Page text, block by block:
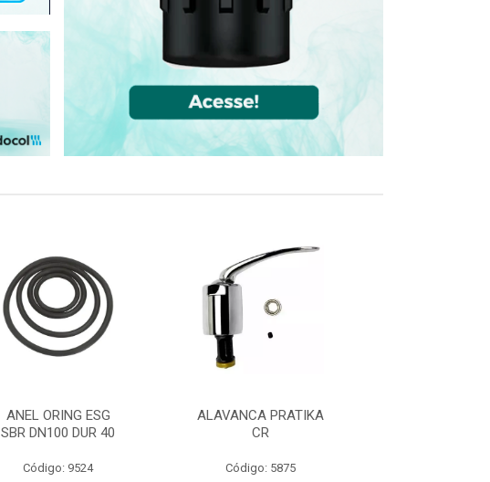
ANEL ORING ESG
SBR DN100 DUR 40
Código: 9524
ALAVANCA PRATIKA
CR
Código: 5875